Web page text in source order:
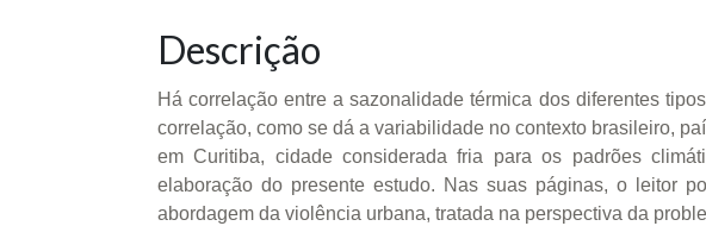
Descrição
Há correlação entre a sazonalidade térmica dos diferentes
correlação, como se dá a variabilidade no contexto brasileiro,
em Curitiba, cidade considerada fria para os padrões
elaboração do presente estudo. Nas suas páginas, o leitor
abordagem da violência urbana, tratada na perspectiva da